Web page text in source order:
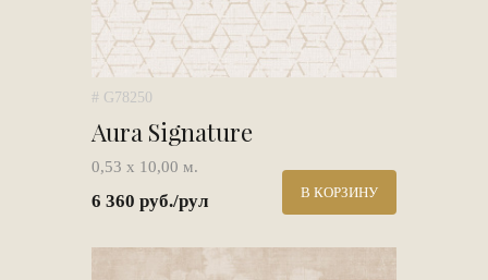
# G78250
Aura Signature
0,53 х 10,00 м.
6 360 руб./рул В КОРЗИНУ